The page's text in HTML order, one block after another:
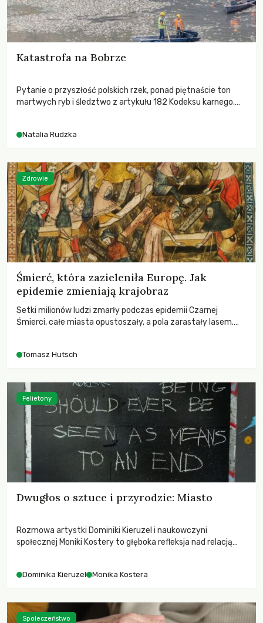
Katastrofa na Bobrze
Pytanie o przyszłość polskich rzek, ponad piętnaście ton
martwych ryb i śledztwo z artykułu 182 Kodeksu karnego.
zdarzeń prowadzących do biologicznej śmierci rzeki.
Natalia Rudzka
Śmierć, która zazieleniła Europę. Jak
epidemie zmieniają krajobraz
Setki milionów ludzi zmarły podczas epidemii Czarnej
Śmierci, całe miasta opustoszały, a pola zarastały lasem.
największych katastrof w swoich dziejach.
Tomasz Hutsch
Zdrowie
Dwugłos o sztuce i przyrodzie: Miasto
Rozmowa artystki Dominiki Kieruzel i naukowczyni
społecznej Moniki Kostery to głęboka refleksja nad relacją
Dominika Kieruzel Monika Kostera
Felietony
Społeczeństwo